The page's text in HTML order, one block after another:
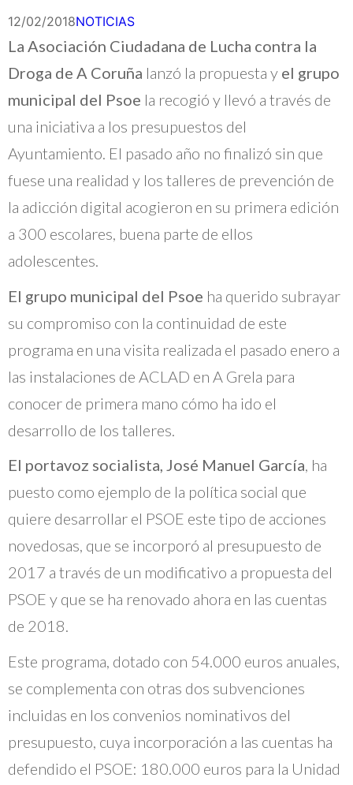
12/02/2018NOTICIAS
La Asociación Ciudadana de Lucha contra la
Droga de A Coruña lanzó la propuesta y el grupo
municipal del Psoe la recogió y llevó a través de
una iniciativa a los presupuestos del
Ayuntamiento. El pasado año no finalizó sin que
fuese una realidad y los talleres de prevención de
la adicción digital acogieron en su primera edición
a 300 escolares, buena parte de ellos
adolescentes.
El grupo municipal del Psoe ha querido subrayar
su compromiso con la continuidad de este
programa en una visita realizada el pasado enero a
las instalaciones de ACLAD en A Grela para
conocer de primera mano cómo ha ido el
desarrollo de los talleres.
El portavoz socialista, José Manuel García, ha
puesto como ejemplo de la política social que
quiere desarrollar el PSOE este tipo de acciones
novedosas, que se incorporó al presupuesto de
2017 a través de un modificativo a propuesta del
PSOE y que se ha renovado ahora en las cuentas
de 2018.
Este programa, dotado con 54.000 euros anuales,
se complementa con otras dos subvenciones
incluidas en los convenios nominativos del
presupuesto, cuya incorporación a las cuentas ha
defendido el PSOE: 180.000 euros para la Unidad